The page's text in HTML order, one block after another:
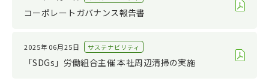
コーポレートガバナンス報告書
2025年06月25日 サステナビリティ
「SDGs」労働組合主催 本社周辺清掃の実施